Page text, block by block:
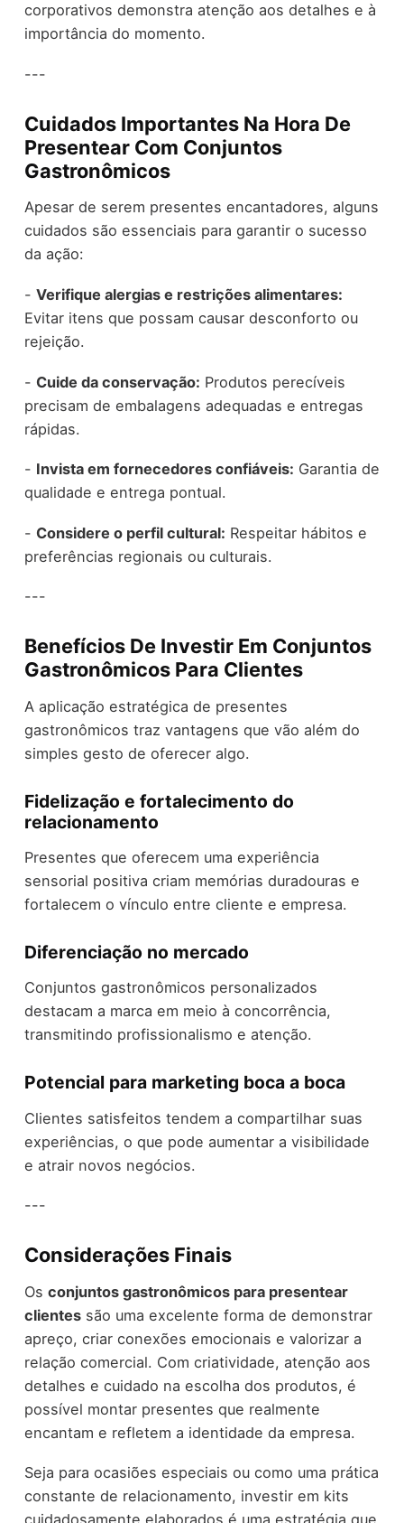
corporativos demonstra atenção aos detalhes e à
importância do momento.
---
Cuidados Importantes Na Hora De
Presentear Com Conjuntos
Gastronômicos
Apesar de serem presentes encantadores, alguns
cuidados são essenciais para garantir o sucesso
da ação:
- Verifique alergias e restrições alimentares:
Evitar itens que possam causar desconforto ou
rejeição.
- Cuide da conservação: Produtos perecíveis
precisam de embalagens adequadas e entregas
rápidas.
- Invista em fornecedores confiáveis: Garantia de
qualidade e entrega pontual.
- Considere o perfil cultural: Respeitar hábitos e
preferências regionais ou culturais.
---
Benefícios De Investir Em Conjuntos
Gastronômicos Para Clientes
A aplicação estratégica de presentes
gastronômicos traz vantagens que vão além do
simples gesto de oferecer algo.
Fidelização e fortalecimento do
relacionamento
Presentes que oferecem uma experiência
sensorial positiva criam memórias duradouras e
fortalecem o vínculo entre cliente e empresa.
Diferenciação no mercado
Conjuntos gastronômicos personalizados
destacam a marca em meio à concorrência,
transmitindo profissionalismo e atenção.
Potencial para marketing boca a boca
Clientes satisfeitos tendem a compartilhar suas
experiências, o que pode aumentar a visibilidade
e atrair novos negócios.
---
Considerações Finais
Os conjuntos gastronômicos para presentear
clientessão uma excelente forma de demonstrar
apreço, criar conexões emocionais e valorizar a
relação comercial. Com criatividade, atenção aos
detalhes e cuidado na escolha dos produtos, é
possível montar presentes que realmente
encantam e refletem a identidade da empresa.
Seja para ocasiões especiais ou como uma prática
constante de relacionamento, investir em kits